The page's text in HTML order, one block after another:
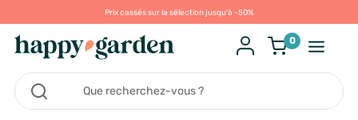
Prix cassés sur la sélection jusqu'à -50%
0